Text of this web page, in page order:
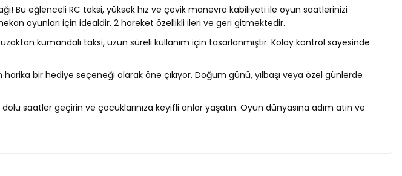
Bu eğlenceli RC taksi, yüksek hız ve çevik manevra kabiliyeti ile oyun saatlerinizi
oyunları için idealdir. 2 hareket özellikli ileri ve geri gitmektedir.
kumandalı taksi, uzun süreli kullanım için tasarlanmıştır. Kolay kontrol sayesinde
bir hediye seçeneği olarak öne çıkıyor. Doğum günü, yılbaşı veya özel günlerde
saatler geçirin ve çocuklarınıza keyifli anlar yaşatın. Oyun dünyasına adım atın ve